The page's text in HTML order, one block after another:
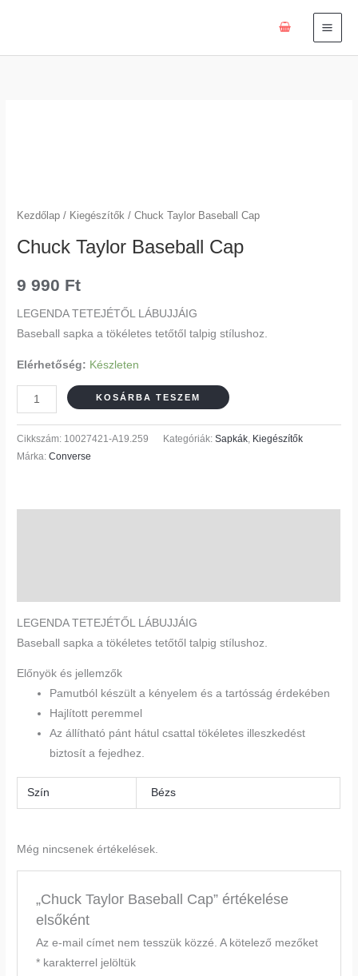
Kezdőlap / Kiegészítők / Chuck Taylor Baseball Cap
Chuck Taylor Baseball Cap
9 990 Ft
LEGENDA TETEJÉTŐL LÁBUJJÁIG
Baseball sapka a tökéletes tetőtől talpig stílushoz.
Elérhetőség: Készleten
KOSÁRBA TESZEM
Cikkszám: 10027421-A19.259 Kategóriák:Sapkák, Kiegészítők
Márka:Converse
LEGENDA TETEJÉTŐL LÁBUJJÁIG
Baseball sapka a tökéletes tetőtől talpig stílushoz.
Előnyök és jellemzők
Pamutból készült a kényelem és a tartósság érdekében
Hajlított peremmel
Az állítható pánt hátul csattal tökéletes illeszkedést
biztosít a fejedhez.
Szín Bézs
Még nincsenek értékelések.
„Chuck Taylor Baseball Cap” értékelése
elsőként
Az e-mail címet nem tesszük közzé. A kötelező mezőket
*karakterrel jelöltük